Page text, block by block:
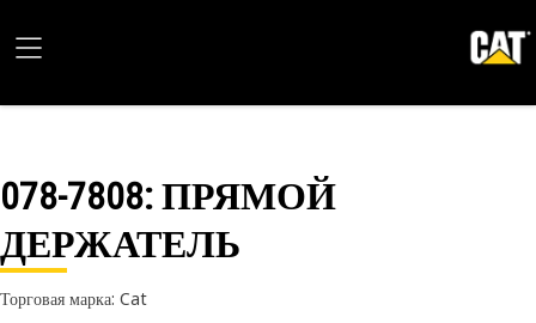
078-7808: ПРЯМОЙ
ДЕРЖАТЕЛЬ
Торговая марка: Cat